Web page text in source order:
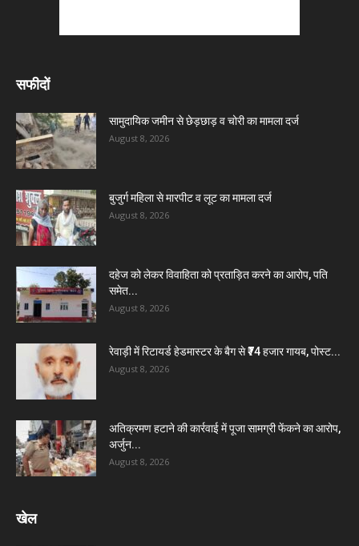
सफीदों
सामुदायिक जमीन से छेड़छाड़ व चोरी का मामला दर्ज
August 8, 2026
बुजुर्ग महिला से मारपीट व लूट का मामला दर्ज
August 8, 2026
दहेज को लेकर विवाहिता को प्रताड़ित करने का आरोप, पति
समेत...
August 8, 2026
रेवाड़ी में रिटायर्ड हेडमास्टर के बैग से ₹74 हजार गायब, पोस्ट...
August 8, 2026
अतिक्रमण हटाने की कार्रवाई में पूजा सामग्री फेंकने का आरोप,
अर्जुन...
August 8, 2026
खेल